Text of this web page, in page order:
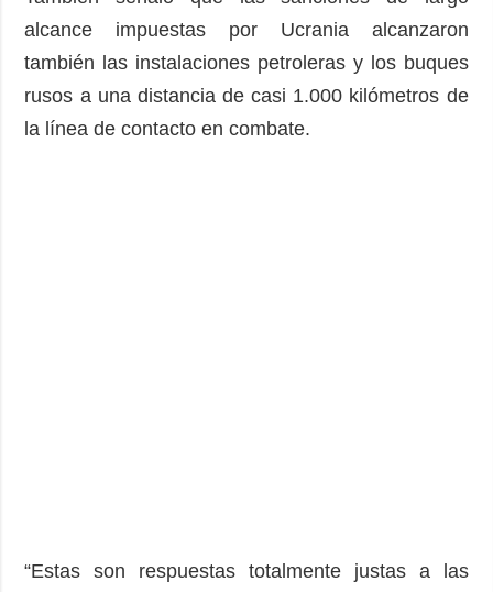
alcance impuestas por Ucrania alcanzaron
también las instalaciones petroleras y los buques
rusos a una distancia de casi 1.000 kilómetros de
la línea de contacto en combate.
“Estas son respuestas totalmente justas a las